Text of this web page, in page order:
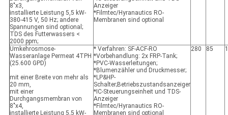
8"x3,
installierte Leistung 5,5 kW-
380-415 V, 50 Hz; andere
Spannungen sind optional;
TDS des Futterwassers <
2000 ppm;
Anzeiger
*Filmtec/Hyranautics RO-
Membranen sind optional
Umkehrosmose-
Wasseranlage Permeat 4TPH
(25.600 GPD)
mit einer Breite von mehr als
20 mm,
mit einer
Durchgangsmembran von
8"x4,
installierte Leistung 5,5 kW-
* Verfahren: SF-ACF-RO
*Vorbehandlung: 2x FRP-Tank;
*PVC-Wasserleitungen;
*Blumenzähler und Druckmesser;
*LP&HP-
Schalter;Betriebszustandsanzeiger
*IC-Steuerungseinheit und TDS-
Anzeiger
*Filmtec/Hyranautics RO-
Membranen sind optional
280 85